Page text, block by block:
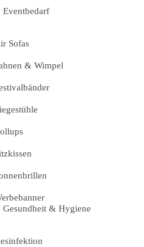
Eventbedarf
Sofas
& Wimpel
Gesundheit & Hygiene